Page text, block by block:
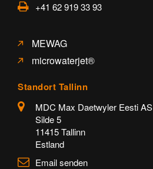
+41 62 919 33 93
MEWAG
microwaterjet®
Standort Tallinn
MDC Max Daetwyler Eesti AS
Silde 5
11415 Tallinn
Estland
Email senden